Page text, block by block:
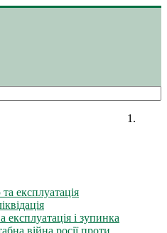
експлуатація
експлуатація і зупинка
війна росії проти